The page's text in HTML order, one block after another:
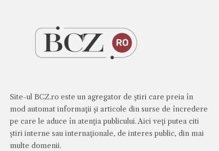
Site-ul BCZ.ro este un agregator de ştiri care preia în
mod automat informaţii şi articole din surse de încredere
pe care le aduce în atenţia publicului. Aici veţi putea citi
ştiri interne sau internaţionale, de interes public, din mai
multe domenii.